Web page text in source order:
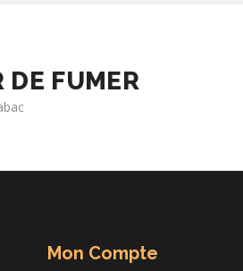
DE FUMER
Mon Compte